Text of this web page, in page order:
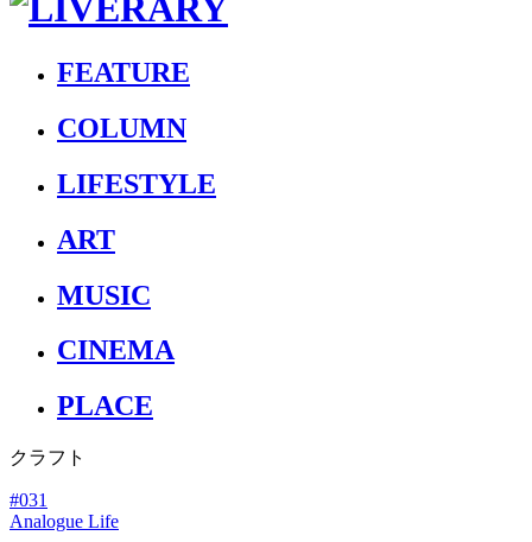
FEATURE
COLUMN
LIFESTYLE
ART
MUSIC
CINEMA
PLACE
クラフト
#031
Analogue Life